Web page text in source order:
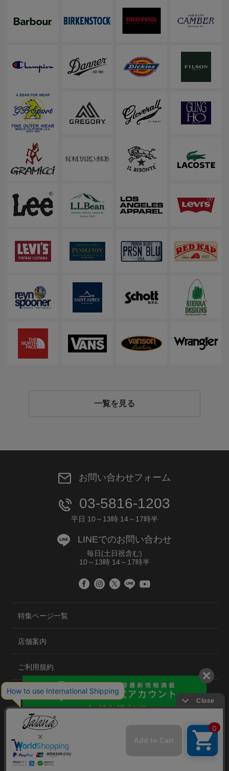
一覧を見る
お問い合わせフォーム
03-5816-1203
平日 10～13時 14～17時半
LINEでのお問い合わせ
毎日(土日祝含む)
10～13時 14～17時半
特集ページ一覧
店舗案内
ご利用規約
プライバシーポリシー
特定商取引法について
会社概要